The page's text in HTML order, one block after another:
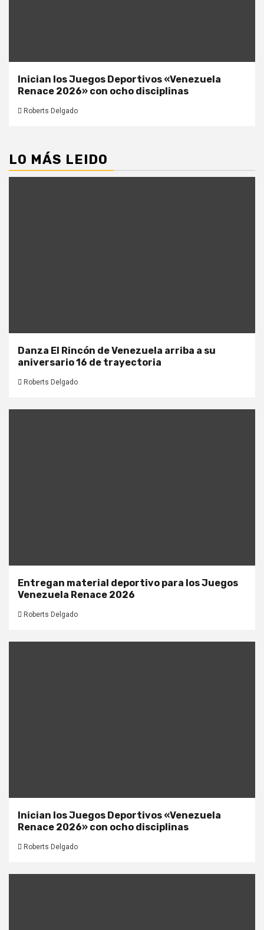
Inician los Juegos Deportivos «Venezuela
Renace 2026» con ocho disciplinas
Roberts Delgado
LO MÁS LEIDO
Danza El Rincón de Venezuela arriba a su
aniversario 16 de trayectoria
Roberts Delgado
Entregan material deportivo para los Juegos
Venezuela Renace 2026
Roberts Delgado
Inician los Juegos Deportivos «Venezuela
Renace 2026» con ocho disciplinas
Roberts Delgado